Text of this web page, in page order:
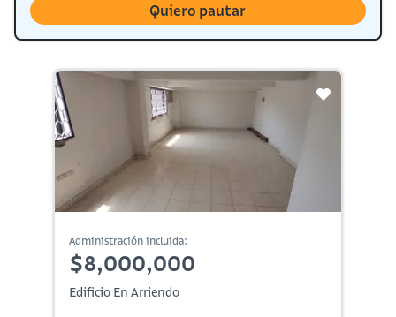
Quiero pautar
Administración incluida:
$8,000,000
Edificio En Arriendo